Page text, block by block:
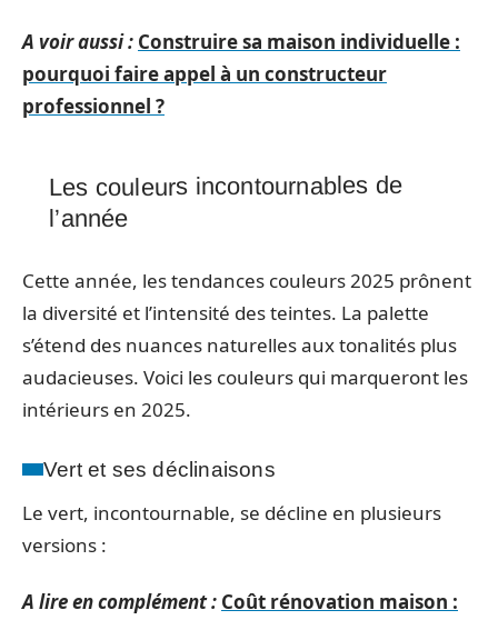
A voir aussi : Construire sa maison individuelle :
pourquoi faire appel à un constructeur
professionnel ?
Les couleurs incontournables de
l’année
Cette année, les tendances couleurs 2025 prônent
la diversité et l’intensité des teintes. La palette
s’étend des nuances naturelles aux tonalités plus
audacieuses. Voici les couleurs qui marqueront les
intérieurs en 2025.
Vert et ses déclinaisons
Le vert, incontournable, se décline en plusieurs
versions :
A lire en complément : Coût rénovation maison :